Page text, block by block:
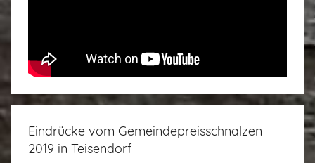
Eindrücke vom Gemeindepreisschnalzen
2019 in Teisendorf